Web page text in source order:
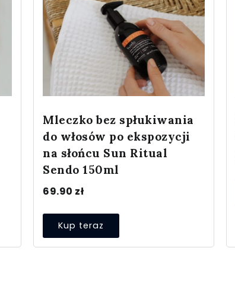
Mleczko bez spłukiwania
do włosów po ekspozycji
na słońcu Sun Ritual
Sendo 150ml
69.90 zł
Kup teraz